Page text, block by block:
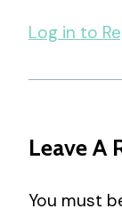
Log in to
Leave A
You must